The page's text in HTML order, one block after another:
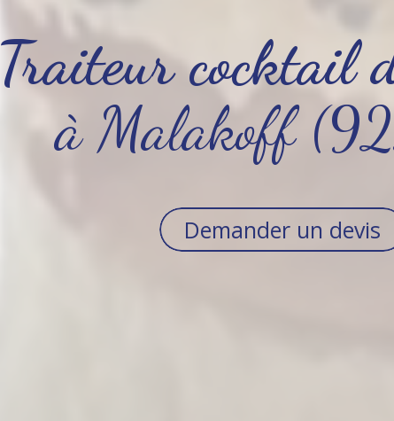
Traiteur cocktail
à Malakoff
Demander un devis